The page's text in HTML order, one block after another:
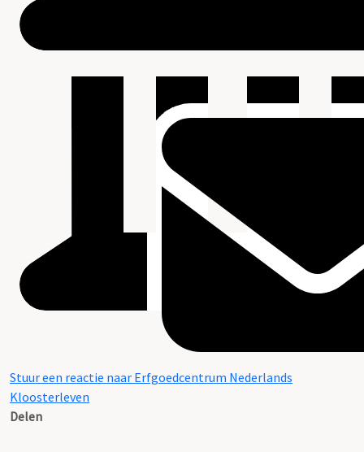
Stuur een reactie naar Erfgoedcentrum Nederlands
Kloosterleven
Delen